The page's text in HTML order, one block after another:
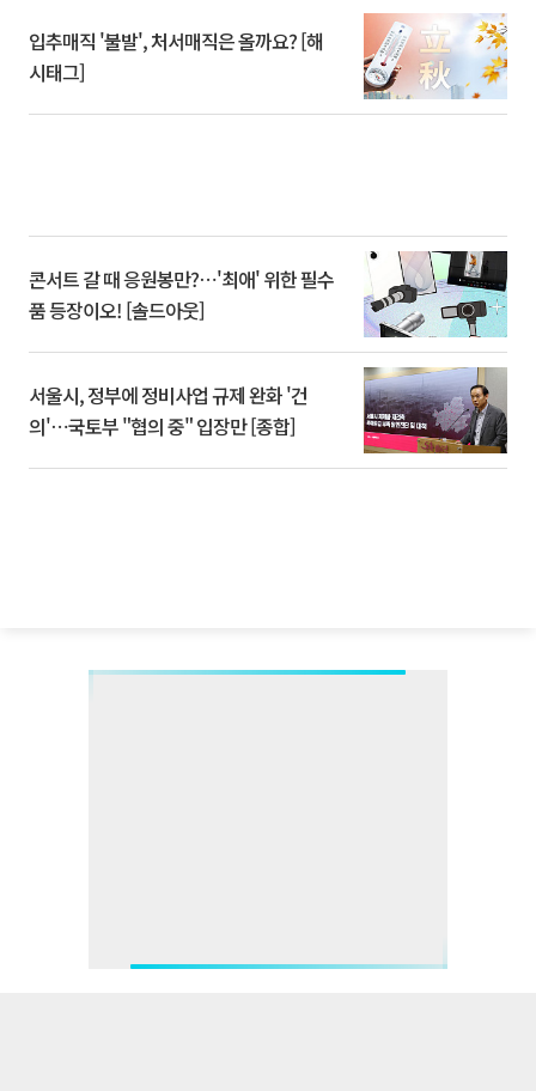
입추매직 '불발', 처서매직은 올까요? [해
시태그]
콘서트 갈 때 응원봉만?⋯'최애' 위한 필수
품 등장이오! [솔드아웃]
서울시, 정부에 정비사업 규제 완화 '건
의'⋯국토부 "협의 중" 입장만 [종합]